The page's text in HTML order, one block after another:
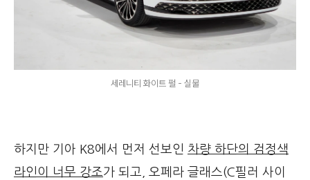
세레니티 화이트 펄 - 실물
하지만 기아 K8에서 먼저 선보인 차량 하단의 검정색
라인이 너무 강조가 되고, 오페라 글래스(C필러 사이